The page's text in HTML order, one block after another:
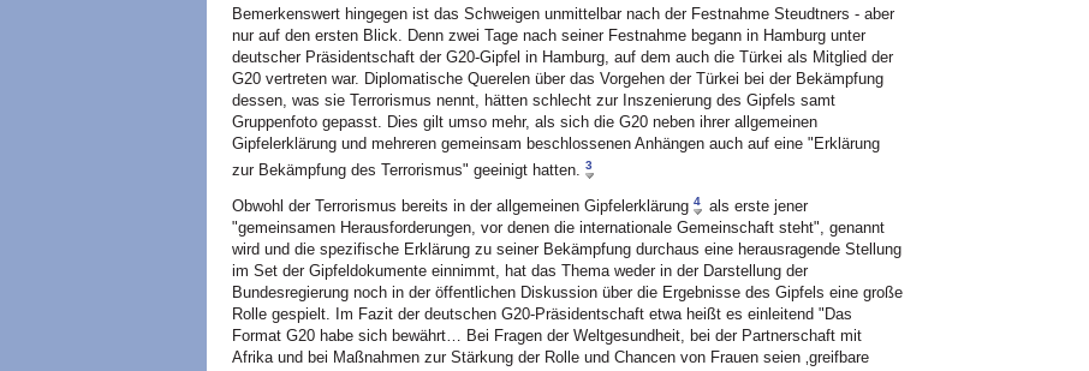
Bemerkenswert hingegen ist das Schweigen unmittelbar nach der Festnahme Steudtners - aber
nur auf den ersten Blick. Denn zwei Tage nach seiner Festnahme begann in Hamburg unter
deutscher Präsidentschaft der G20-Gipfel in Hamburg, auf dem auch die Türkei als Mitglied der
G20 vertreten war. Diplomatische Querelen über das Vorgehen der Türkei bei der Bekämpfung
dessen, was sie Terrorismus nennt, hätten schlecht zur Inszenierung des Gipfels samt
Gruppenfoto gepasst. Dies gilt umso mehr, als sich die G20 neben ihrer allgemeinen
Gipfelerklärung und mehreren gemeinsam beschlossenen Anhängen auch auf eine "Erklärung
zur Bekämpfung des Terrorismus" geeinigt hatten.
3
Obwohl der Terrorismus bereits in der allgemeinen Gipfelerklärung 4
als erste jener
"gemeinsamen Herausforderungen, vor denen die internationale Gemeinschaft steht", genannt
wird und die spezifische Erklärung zu seiner Bekämpfung durchaus eine herausragende Stellung
im Set der Gipfeldokumente einnimmt, hat das Thema weder in der Darstellung der
Bundesregierung noch in der öffentlichen Diskussion über die Ergebnisse des Gipfels eine große
Rolle gespielt. Im Fazit der deutschen G20-Präsidentschaft etwa heißt es einleitend "Das
Format G20 habe sich bewährt… Bei Fragen der Weltgesundheit, bei der Partnerschaft mit
Afrika und bei Maßnahmen zur Stärkung der Rolle und Chancen von Frauen seien ‚greifbare